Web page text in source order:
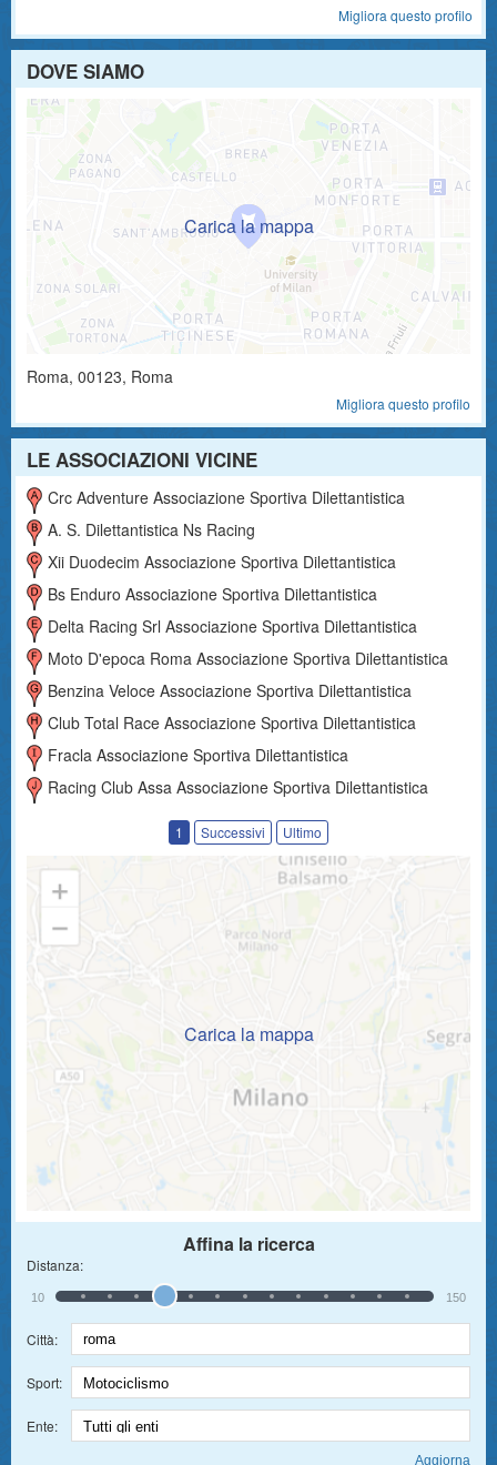
Migliora questo profilo
DOVE SIAMO
Roma, 00123, Roma
Migliora questo profilo
LE ASSOCIAZIONI VICINE
Crc Adventure Associazione Sportiva Dilettantistica
A. S. Dilettantistica Ns Racing
Xii Duodecim Associazione Sportiva Dilettantistica
Bs Enduro Associazione Sportiva Dilettantistica
Delta Racing Srl Associazione Sportiva Dilettantistica
Moto D'epoca Roma Associazione Sportiva Dilettantistica
Benzina Veloce Associazione Sportiva Dilettantistica
Club Total Race Associazione Sportiva Dilettantistica
Fracla Associazione Sportiva Dilettantistica
Racing Club Assa Associazione Sportiva Dilettantistica
1 Successivi Ultimo
Carica la mappa
Affina la ricerca
Distanza:
10 150
Città:
Sport:
Ente: